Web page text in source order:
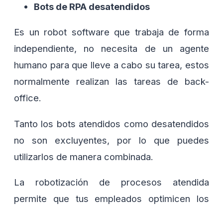
Bots de RPA desatendidos
Es un robot software que trabaja de forma
independiente, no necesita de un agente
humano para que lleve a cabo su tarea, estos
normalmente realizan las tareas de back-
office.
Tanto los bots atendidos como desatendidos
no son excluyentes, por lo que puedes
utilizarlos de manera combinada.
La robotización de procesos atendida
permite que tus empleados optimicen los